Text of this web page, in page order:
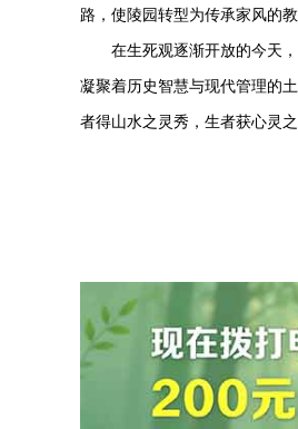
路，使陵园转型为传承家风的教
在生死观逐渐开放的今天，
凝聚着历史智慧与现代管理的
者得山水之灵秀，生者获心灵